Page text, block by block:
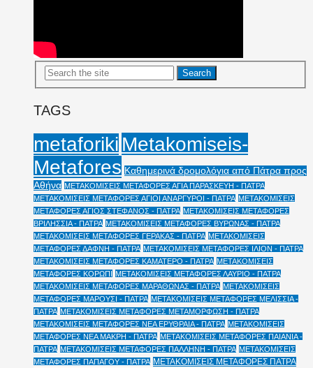
TAGS
metaforiki Metakomiseis-
Metafores Καθημερινά δρομολόγια από Πάτρα προς
Αθήνα ΜΕΤΑΚΟΜΙΣΕΙΣ ΜΕΤΑΦΟΡΕΣ ΑΓΙΑ ΠΑΡΑΣΚΕΥΗ - ΠΑΤΡΑ
ΜΕΤΑΚΟΜΙΣΕΙΣ ΜΕΤΑΦΟΡΕΣ ΑΓΙΟΙ ΑΝΑΡΓΥΡΟΙ - ΠΑΤΡΑ ΜΕΤΑΚΟΜΙΣΕΙΣ
ΜΕΤΑΦΟΡΕΣ ΑΓΙΟΣ ΣΤΕΦΑΝΟΣ - ΠΑΤΡΑ ΜΕΤΑΚΟΜΙΣΕΙΣ ΜΕΤΑΦΟΡΕΣ
ΒΡΙΛΗΣΣΙΑ - ΠΑΤΡΑ ΜΕΤΑΚΟΜΙΣΕΙΣ ΜΕΤΑΦΟΡΕΣ ΒΥΡΩΝΑΣ - ΠΑΤΡΑ
ΜΕΤΑΚΟΜΙΣΕΙΣ ΜΕΤΑΦΟΡΕΣ ΓΕΡΑΚΑΣ - ΠΑΤΡΑ ΜΕΤΑΚΟΜΙΣΕΙΣ
ΜΕΤΑΦΟΡΕΣ ΔΑΦΝΗ - ΠΑΤΡΑ ΜΕΤΑΚΟΜΙΣΕΙΣ ΜΕΤΑΦΟΡΕΣ ΙΛΙΟΝ - ΠΑΤΡΑ
ΜΕΤΑΚΟΜΙΣΕΙΣ ΜΕΤΑΦΟΡΕΣ ΚΑΜΑΤΕΡΟ - ΠΑΤΡΑ ΜΕΤΑΚΟΜΙΣΕΙΣ
ΜΕΤΑΦΟΡΕΣ ΚΟΡΩΠΙ ΜΕΤΑΚΟΜΙΣΕΙΣ ΜΕΤΑΦΟΡΕΣ ΛΑΥΡΙΟ - ΠΑΤΡΑ
ΜΕΤΑΚΟΜΙΣΕΙΣ ΜΕΤΑΦΟΡΕΣ ΜΑΡΑΘΩΝΑΣ - ΠΑΤΡΑ ΜΕΤΑΚΟΜΙΣΕΙΣ
ΜΕΤΑΦΟΡΕΣ ΜΑΡΟΥΣΙ - ΠΑΤΡΑ ΜΕΤΑΚΟΜΙΣΕΙΣ ΜΕΤΑΦΟΡΕΣ ΜΕΛΙΣΣΙΑ -
ΠΑΤΡΑ ΜΕΤΑΚΟΜΙΣΕΙΣ ΜΕΤΑΦΟΡΕΣ ΜΕΤΑΜΟΡΦΩΣΗ - ΠΑΤΡΑ
ΜΕΤΑΚΟΜΙΣΕΙΣ ΜΕΤΑΦΟΡΕΣ ΝΕΑ ΕΡΥΘΡΑΙΑ - ΠΑΤΡΑ ΜΕΤΑΚΟΜΙΣΕΙΣ
ΜΕΤΑΦΟΡΕΣ ΝΕΑ ΜΑΚΡΗ - ΠΑΤΡΑ ΜΕΤΑΚΟΜΙΣΕΙΣ ΜΕΤΑΦΟΡΕΣ ΠΑΙΑΝΙΑ -
ΠΑΤΡΑ ΜΕΤΑΚΟΜΙΣΕΙΣ ΜΕΤΑΦΟΡΕΣ ΠΑΛΛΗΝΗ - ΠΑΤΡΑ ΜΕΤΑΚΟΜΙΣΕΙΣ
ΜΕΤΑΦΟΡΕΣ ΠΑΠΑΓΟΥ - ΠΑΤΡΑ ΜΕΤΑΚΟΜΙΣΕΙΣ ΜΕΤΑΦΟΡΕΣ ΠΑΤΡΑ